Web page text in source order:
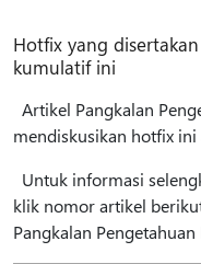
Hotfix yang
kumulatif ini
Artikel Pangkalan
mendiskusikan hotfix
Untuk informasi
klik nomor artikel
Pangkalan